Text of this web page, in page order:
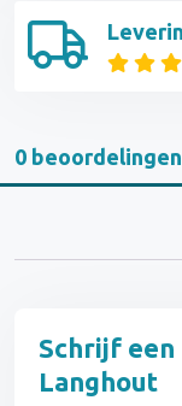
0 beoordelingen
Schrijf
Langhout